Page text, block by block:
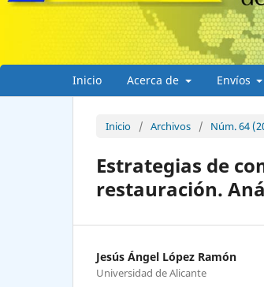
Inicio Acerca de Envíos
Inicio / Archivos / Núm. 64
Estrategias de
restauración.
Jesús Ángel López Ramón
Universidad de Alicante